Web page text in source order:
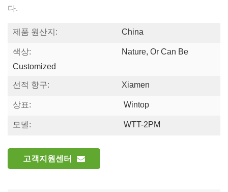
다.
제품 원산지: China
색상:
Nature, Or Can Be
Customized
선적 항구: Xiamen
상표: Wintop
모델: WTT-2PM
고객지원센터